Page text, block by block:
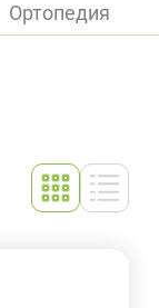
Ортопедия